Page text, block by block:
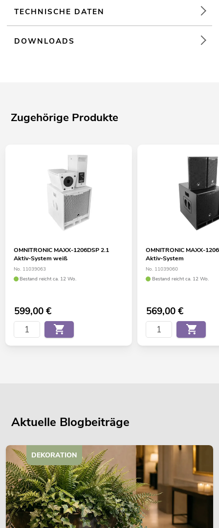
TECHNISCHE DATEN
DOWNLOADS
Zugehörige Produkte
OMNITRONIC MAXX-1206DSP 2.1
Aktiv-System weiß
No. 11039063
Bestand reicht ca. 12 Wo.
599,00€
OMNITRONIC MAXX-
Aktiv-System
No. 11039060
Bestand reicht ca. 12 Wo.
569,00€
Aktuelle Blogbeiträge
DEKORATION